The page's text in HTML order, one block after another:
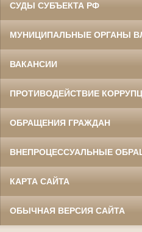
СУДЫ СУБЪЕКТА РФ
МУНИЦИПАЛЬНЫЕ ОРГАНЫ
ВАКАНСИИ
ПРОТИВОДЕЙСТВИЕ
ОБРАЩЕНИЯ ГРАЖДАН
ВНЕПРОЦЕССУАЛЬНЫЕ
КАРТА САЙТА
ОБЫЧНАЯ ВЕРСИЯ САЙТА